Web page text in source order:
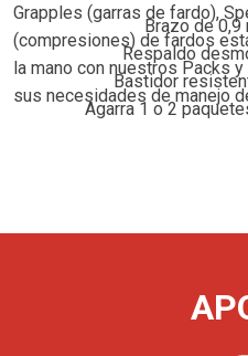
Brazo de
Respaldo
Bastidor
Agarra 1 o 2
Grapples (garras de fardo),
(compresiones) de fardos
la mano con nuestros Packs
sus necesidades de manejo